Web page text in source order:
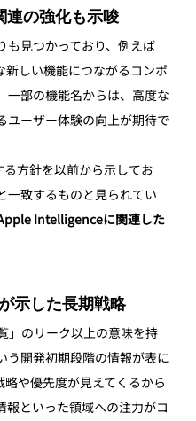
の強化も示唆
も見つかっており、例えば
新しい機能につながるコンポ
一部の機能名からは、高度な
ユーザー体験の向上が期待で
る方針を以前から示してお
一致するものと見られてい
Intelligenceに関連した
示した長期戦略
」のリーク以上の意味を持
う開発初期段階の情報が表に
や優先度が見えてくるから
報といった領域への注力がコ